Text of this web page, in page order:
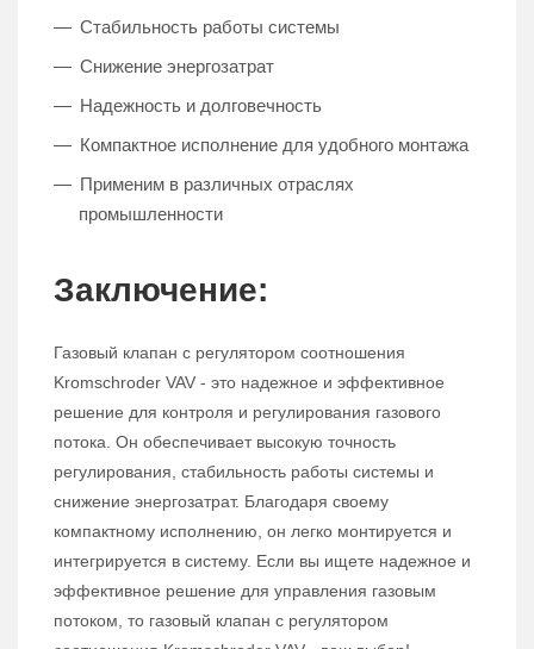
Стабильность работы системы
Снижение энергозатрат
Надежность и долговечность
Компактное исполнение для удобного монтажа
Применим в различных отраслях
промышленности
Заключение:
Газовый клапан с регулятором соотношения
Kromschroder VAV - это надежное и эффективное
решение для контроля и регулирования газового
потока. Он обеспечивает высокую точность
регулирования, стабильность работы системы и
снижение энергозатрат. Благодаря своему
компактному исполнению, он легко монтируется и
интегрируется в систему. Если вы ищете надежное и
эффективное решение для управления газовым
потоком, то газовый клапан с регулятором